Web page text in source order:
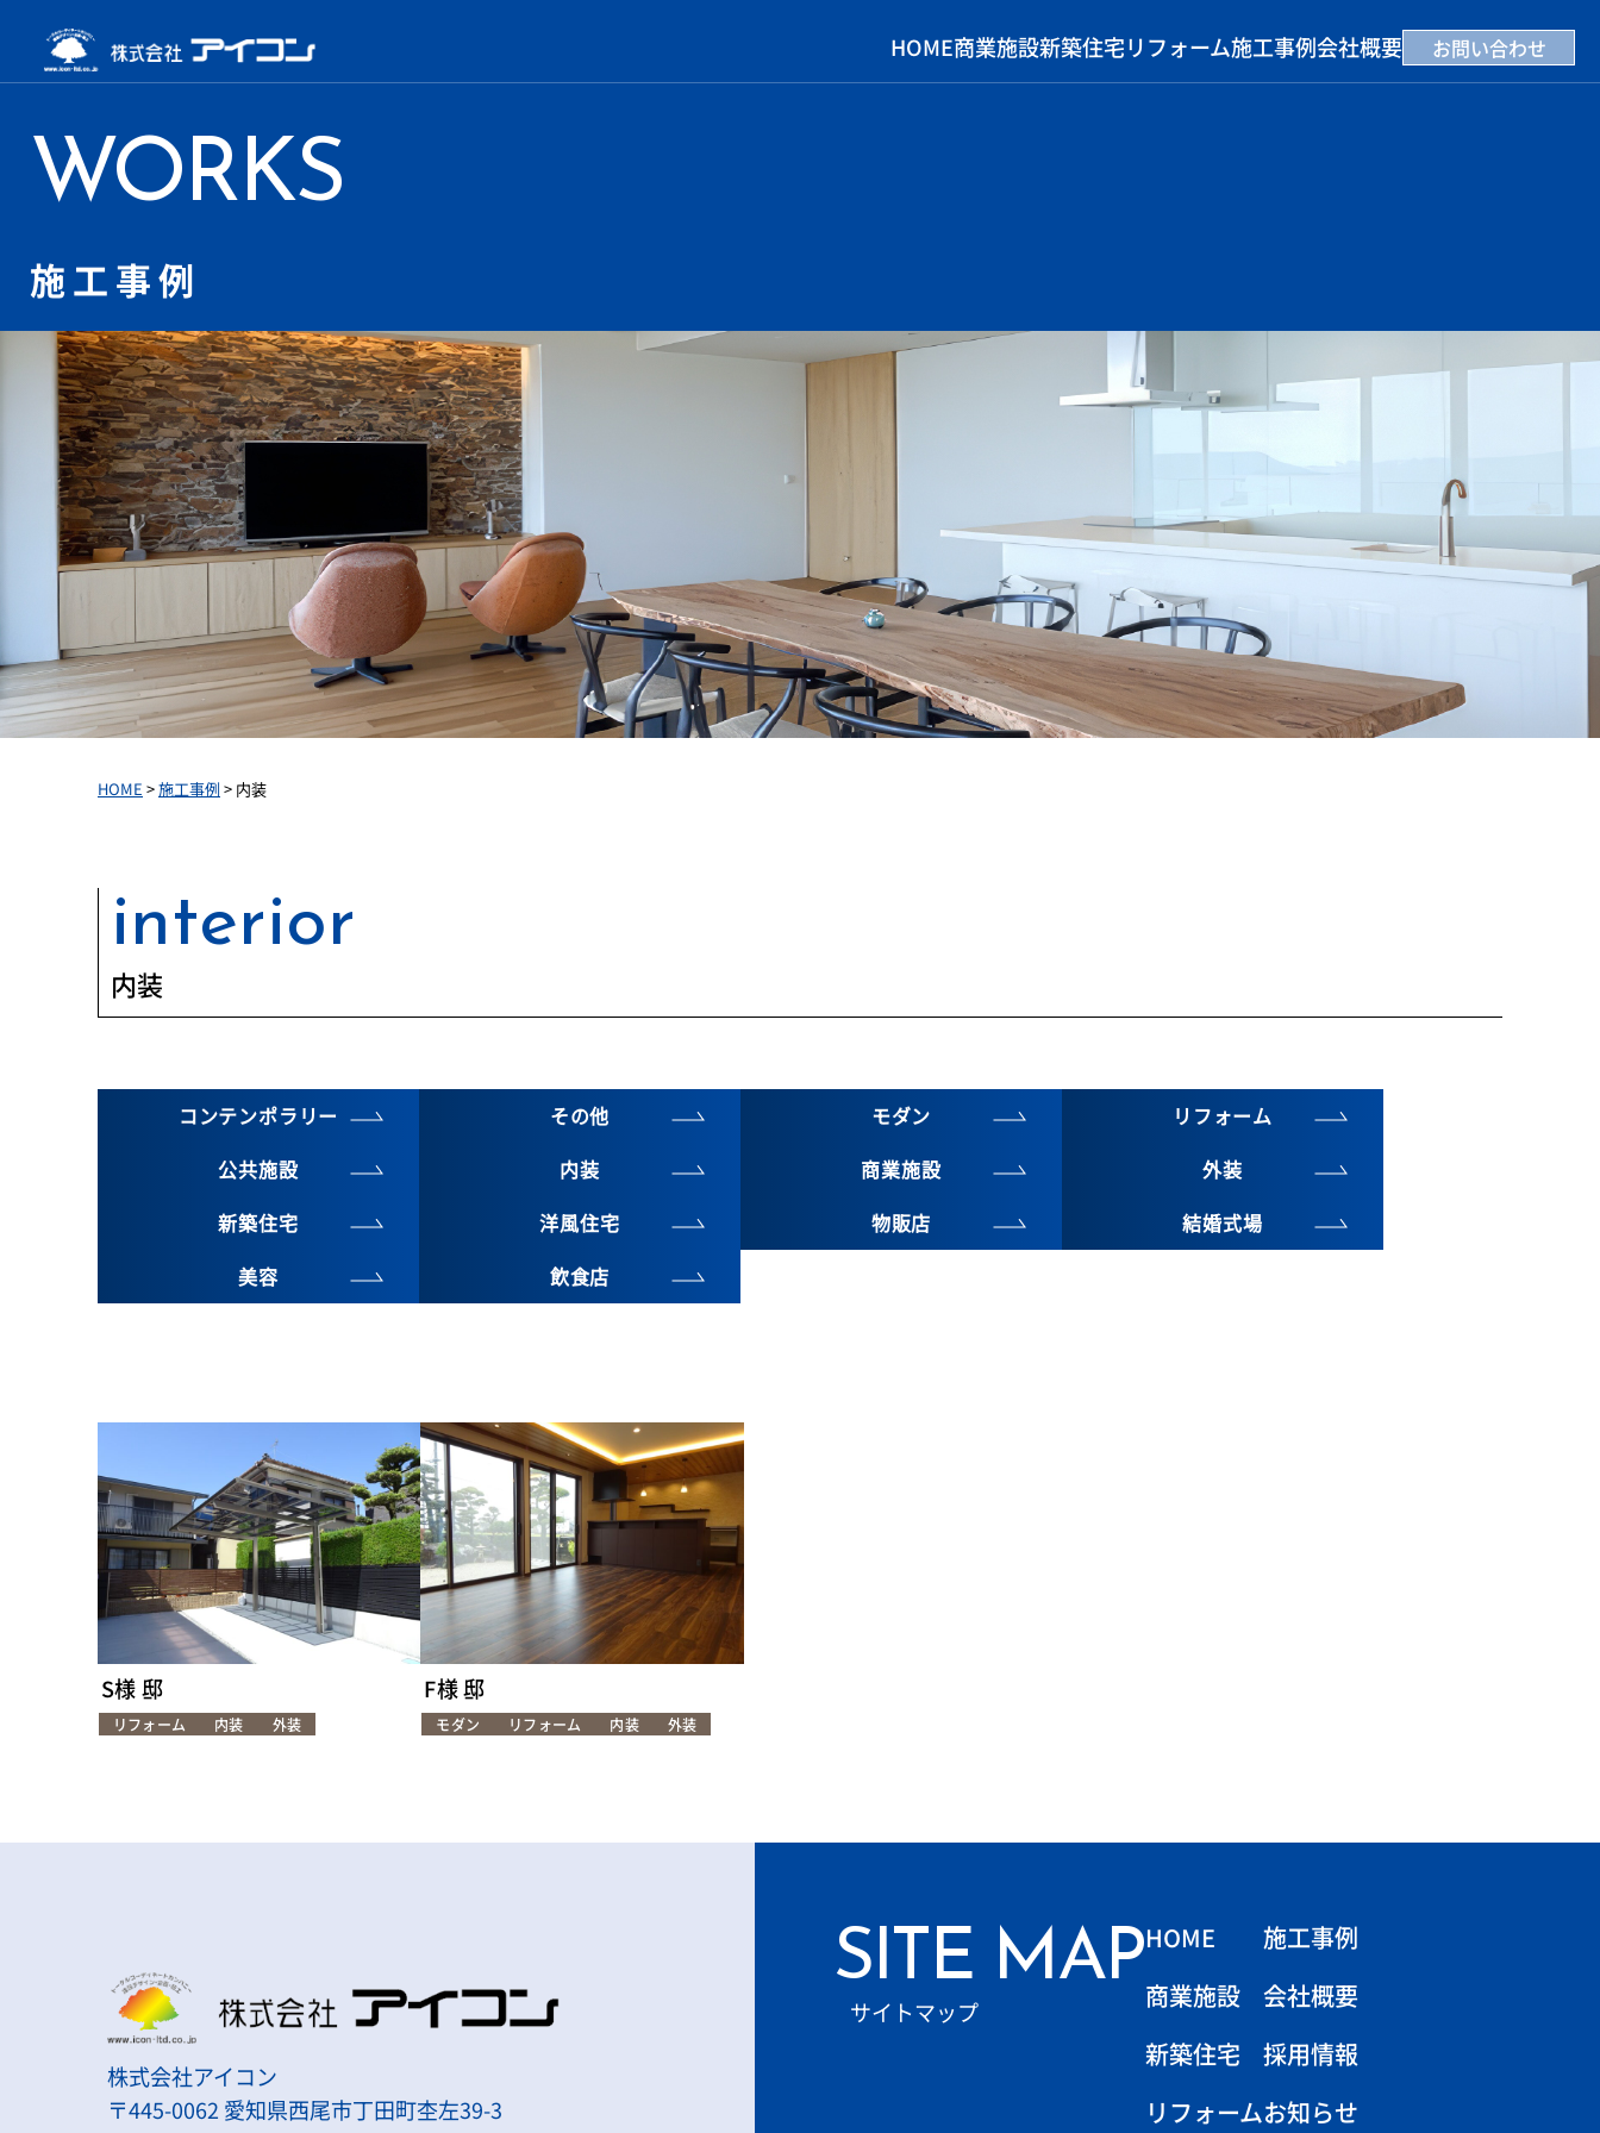
HOME商業施設新築住宅リフォーム施工事例会社概要 お問い合わせ
WORKS
施工事例
HOME >施工事例 > 内装
interior
内装
コンテンポラリー その他 モダン
リフォーム
公共施設
内装 商業施設
外装
新築住宅
洋風住宅 物販店
結婚式場
美容
飲食店
S様 邸
リフォーム 内装 外装
F様 邸
モダン リフォーム 内装 外装
株式会社アイコン
〒445-0062 愛知県西尾市丁田町杢左39-3
SITE MAP
サイトマップ
HOME
商業施設
新築住宅
リフォーム
施工事例
会社概要
採用情報
お知らせ